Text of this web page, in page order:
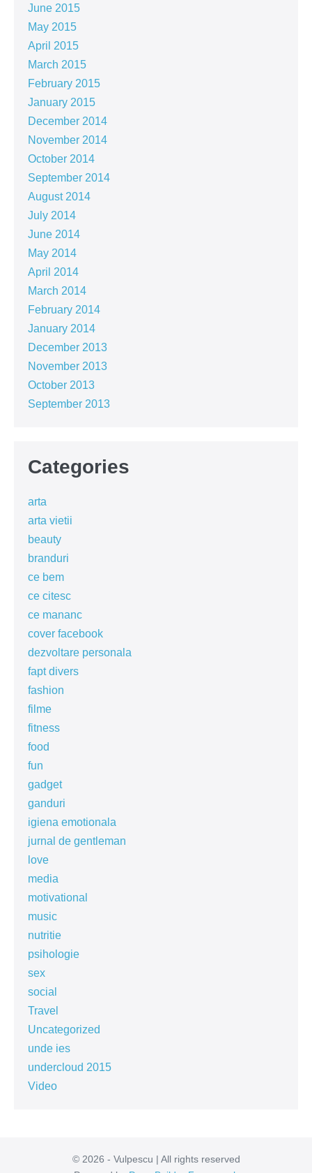
June 2015
May 2015
April 2015
March 2015
February 2015
January 2015
December 2014
November 2014
October 2014
September 2014
August 2014
July 2014
June 2014
May 2014
April 2014
March 2014
February 2014
January 2014
December 2013
November 2013
October 2013
September 2013
Categories
arta
arta vietii
beauty
branduri
ce bem
ce citesc
ce mananc
cover facebook
dezvoltare personala
fapt divers
fashion
filme
fitness
food
fun
gadget
ganduri
igiena emotionala
jurnal de gentleman
love
media
motivational
music
nutritie
psihologie
sex
social
Travel
Uncategorized
unde ies
undercloud 2015
Video
© 2026 - Vulpescu | All rights reserved